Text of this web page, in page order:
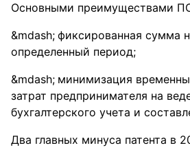
Основными преимуществами
фиксированная сумма
определенный период;
минимизация
затрат предпринимателя на
бухгалтерского учета и
Два главных минуса патента в